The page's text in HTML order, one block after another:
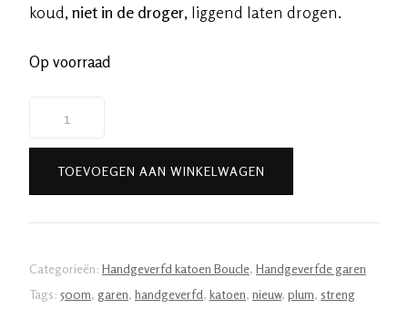
koud, niet in de droger, liggend laten drogen.
Op voorraad
500m/100gr
aantal
TOEVOEGEN AAN WINKELWAGEN
Categorieën: Handgeverfd katoen Boucle, Handgeverfde garen
Tags: 500m, garen, handgeverfd, katoen, nieuw, plum, streng